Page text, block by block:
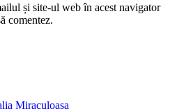
și site-ul web în acest navigator
comentez.